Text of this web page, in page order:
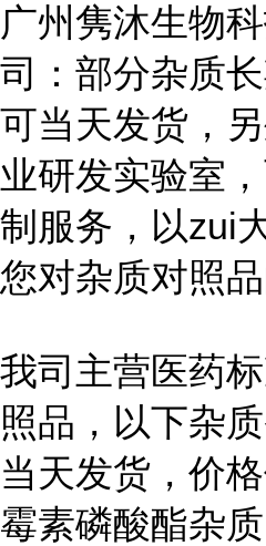
广州隽沐生物
司：部分杂质
可当天发货，
业研发实验室
制服务，以zui
您对杂质对照品
我司主营医药
照品，以下杂
当天发货，价
霉素磷酸酯杂